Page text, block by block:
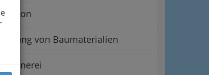
von Baumaterialien